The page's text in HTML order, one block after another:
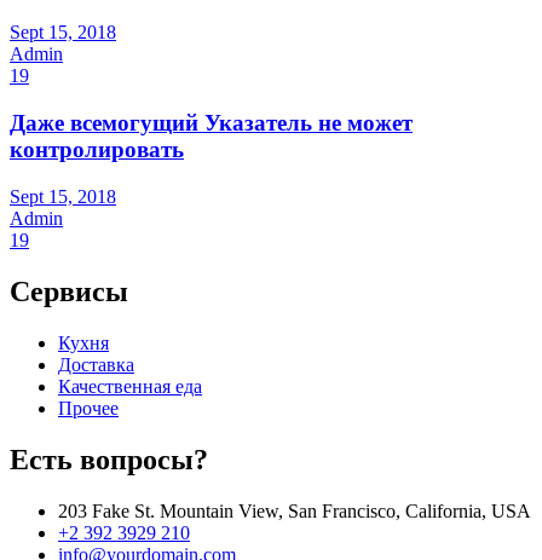
Sept 15, 2018
Admin
19
Даже всемогущий Указатель не может
контролировать
Sept 15, 2018
Admin
19
Сервисы
Кухня
Доставка
Качественная еда
Прочее
Есть вопросы?
203 Fake St. Mountain View, San Francisco, California, USA
+2 392 3929 210
info@yourdomain.com